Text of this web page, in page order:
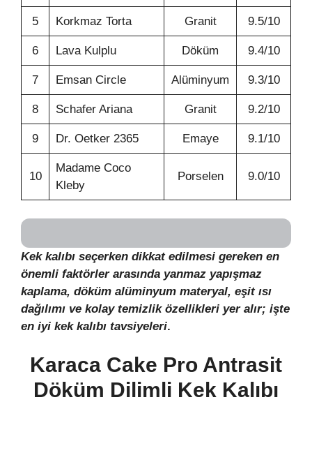
5 Korkmaz Torta Granit 9.5/10
6 Lava Kulplu Döküm 9.4/10
7 Emsan Circle Alüminyum 9.3/10
8 Schafer Ariana Granit 9.2/10
9 Dr. Oetker 2365 Emaye 9.1/10
10
Madame Coco
Kleby
Porselen 9.0/10
Kek kalıbı seçerken dikkat edilmesi gereken en
önemli faktörler arasında yanmaz yapışmaz
kaplama, döküm alüminyum materyal, eşit ısı
dağılımı ve kolay temizlik özellikleri yer alır; işte
en iyi kek kalıbı tavsiyeleri.
Karaca Cake Pro Antrasit
Döküm Dilimli Kek Kalıbı